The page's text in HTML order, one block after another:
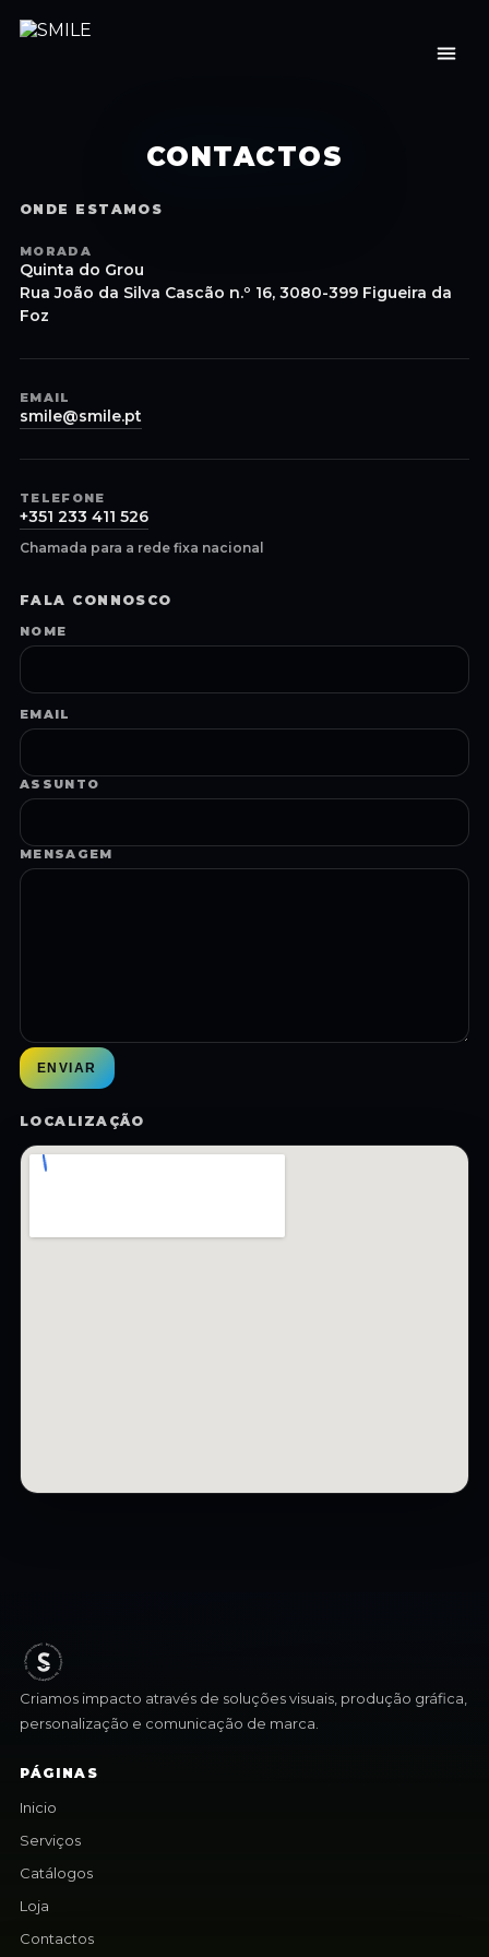
CONTACTOS
ONDE ESTAMOS
MORADA
Quinta do Grou
Rua João da Silva Cascão n.º 16, 3080-399 Figueira da
Foz
EMAIL
smile@smile.pt
TELEFONE
+351 233 411 526
Chamada para a rede fixa nacional
FALA CONNOSCO
NOME
EMAIL
ASSUNTO
MENSAGEM
ENVIAR
LOCALIZAÇÃO
Criamos impacto através de soluções visuais, produção gráfica,
personalização e comunicação de marca.
PÁGINAS
Inicio
Serviços
Catálogos
Loja
Contactos